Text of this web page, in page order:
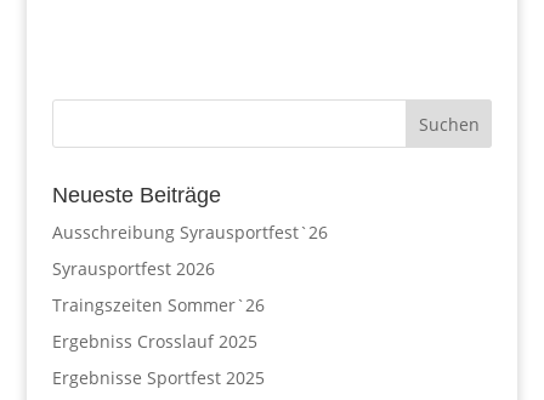
Neueste Beiträge
Ausschreibung Syrausportfest`26
Syrausportfest 2026
Traingszeiten Sommer`26
Ergebniss Crosslauf 2025
Ergebnisse Sportfest 2025